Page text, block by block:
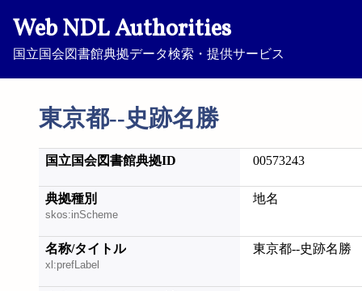
Web NDL Authorities
国立国会図書館典拠データ検索・提供サービス
東京都--史跡名勝
国立国会図書館典拠ID 00573243
典拠種別
skos:inScheme
地名
名称/タイトル
xl:prefLabel
東京都--史跡名勝